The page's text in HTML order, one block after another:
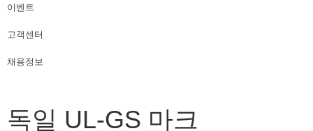
이벤트
고객센터
채용정보
독일 UL-GS 마크